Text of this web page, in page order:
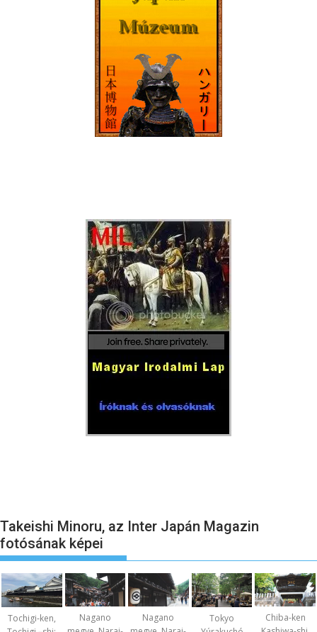
Takeishi Minoru, az Inter Japán Magazin
fotósának képei
Tochigi-ken,
Nagano
Nagano
Tokyo
Chiba-ken